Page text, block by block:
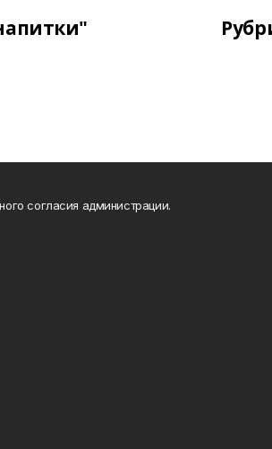
согласия администрации.